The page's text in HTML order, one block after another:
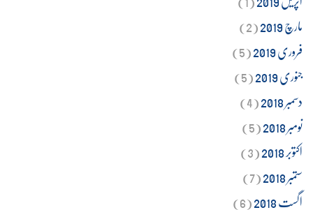
مارچ 2019
(2)
فروری 2019
(5)
جنوری 2019
(5)
دسمبر 2018
(4)
نومبر 2018
(5)
اکتوبر 2018
(3)
ستمبر 2018
(7)
اگست 2018
(6)